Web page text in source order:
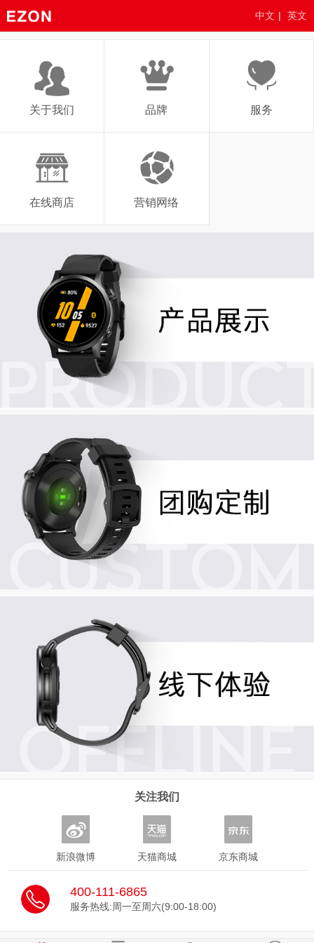
中文 | 英文
关于我们 品牌 服务
在线商店 营销网络
关注我们
新浪微博 天猫商城 京东商城
400-111-6865
服务热线:周一至周六(9:00-18:00)